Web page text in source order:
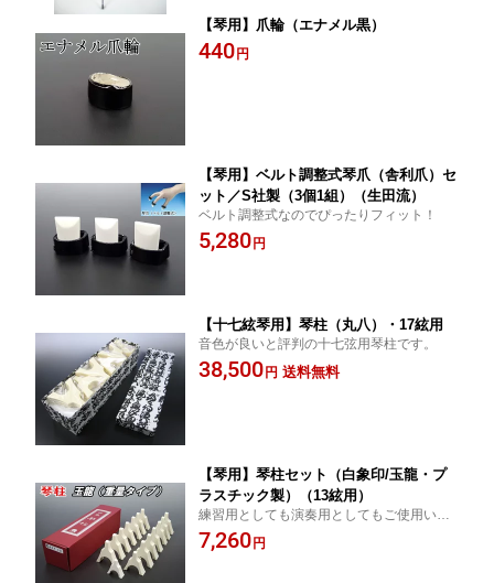
【琴用】爪輪（エナメル黒）
440 円
【琴用】ベルト調整式琴爪（舎利爪）セ
ット／S社製（3個1組）（生田流）
ベルト調整式なのでぴったりフィット！
5,280 円
【十七絃琴用】琴柱（丸八）・17絃用
音色が良いと評判の十七弦用琴柱です。
38,500 円 送料無料
【琴用】琴柱セット（白象印/玉龍・プ
ラスチック製）（13絃用）
練習用としても演奏用としてもご使用いた
だけます。
7,260 円